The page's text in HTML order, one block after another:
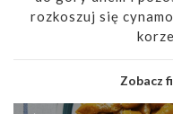
rozkoszuj się
Zobacz